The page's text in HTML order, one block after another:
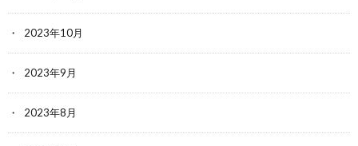
2023年10月
2023年9月
2023年8月